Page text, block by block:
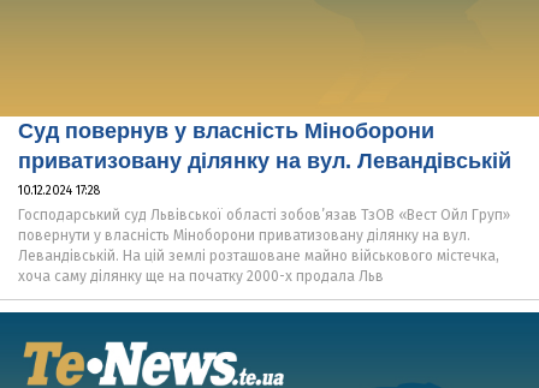
Суд повернув у власність Міноборони
приватизовану ділянку на вул. Левандівській
10.12.2024 17:28
Господарський суд Львівської області зобов’язав ТзОВ «Вест Ойл Груп»
повернути у власність Міноборони приватизовану ділянку на вул.
Левандівській. На цій землі розташоване майно військового містечка,
хоча саму ділянку ще на початку 2000-х продала Льв